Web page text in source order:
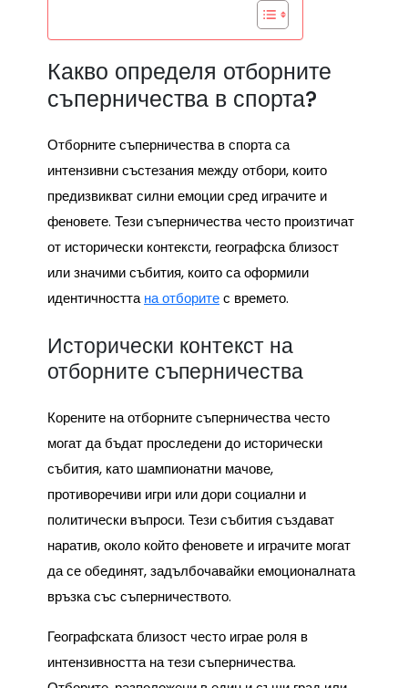
Какво определя отборните
съперничества в спорта?
Отборните съперничества в спорта са
интензивни състезания между отбори, които
предизвикват силни емоции сред играчите и
феновете. Тези съперничества често произтичат
от исторически контексти, географска близост
или значими събития, които са оформили
идентичносттана отборитес времето.
Исторически контекст на
отборните съперничества
Корените на отборните съперничества често
могат да бъдат проследени до исторически
събития, като шампионатни мачове,
противоречиви игри или дори социални и
политически въпроси. Тези събития създават
наратив, около който феновете и играчите могат
да се обединят, задълбочавайки емоционалната
връзка със съперничеството.
Географската близост често играе роля в
интензивността на тези съперничества.